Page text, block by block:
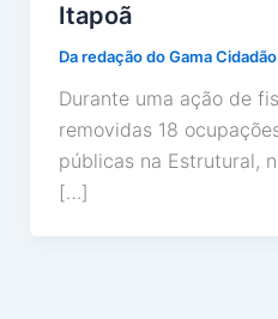
Itapoã
Da redação do Gama Cidadão
Durante uma ação de
removidas 18
públicas na Estrutural,
[…]